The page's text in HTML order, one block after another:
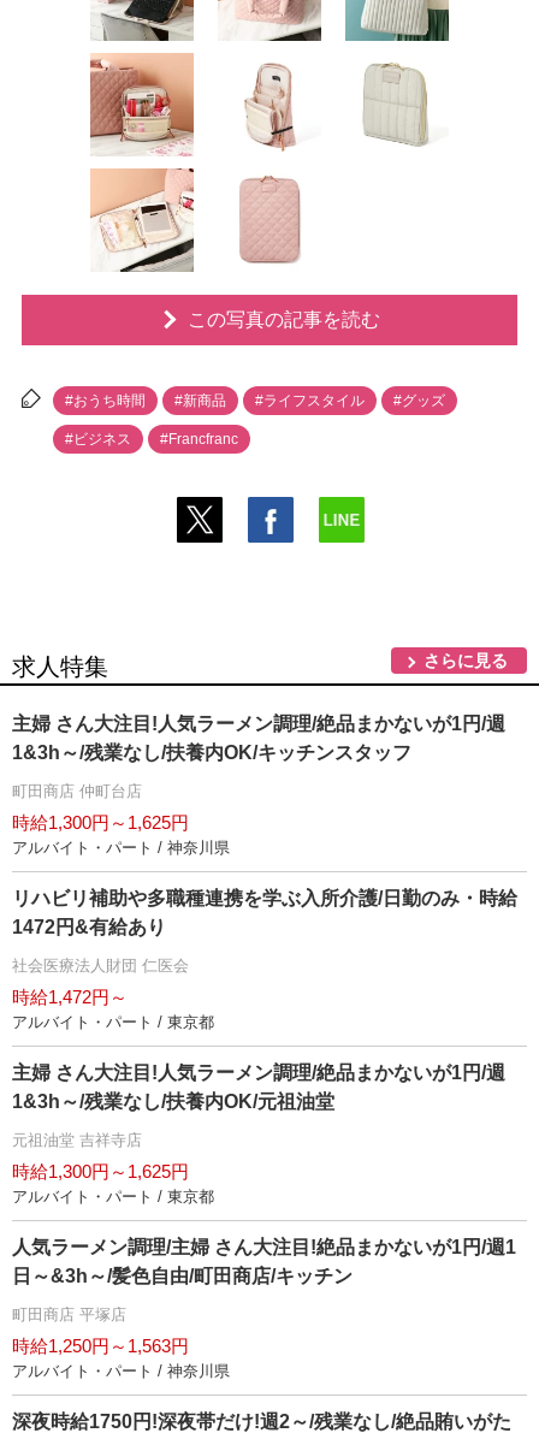
この写真の記事を読む
#おうち時間 #新商品 #ライフスタイル #グッズ
#ビジネス #Francfranc
求人特集 さらに見る
主婦 さん大注目!人気ラーメン調理/絶品まかないが1円/週
1&3h～/残業なし/扶養内OK/キッチンスタッフ
町田商店 仲町台店
時給1,300円～1,625円
アルバイト・パート / 神奈川県
リハビリ補助や多職種連携を学ぶ入所介護/日勤のみ・時給
1472円&有給あり
社会医療法人財団 仁医会
時給1,472円～
アルバイト・パート / 東京都
主婦 さん大注目!人気ラーメン調理/絶品まかないが1円/週
1&3h～/残業なし/扶養内OK/元祖油堂
元祖油堂 吉祥寺店
時給1,300円～1,625円
アルバイト・パート / 東京都
人気ラーメン調理/主婦 さん大注目!絶品まかないが1円/週1
日～&3h～/髪色自由/町田商店/キッチン
町田商店 平塚店
時給1,250円～1,563円
アルバイト・パート / 神奈川県
深夜時給1750円!深夜帯だけ!週2～/残業なし/絶品賄いがた